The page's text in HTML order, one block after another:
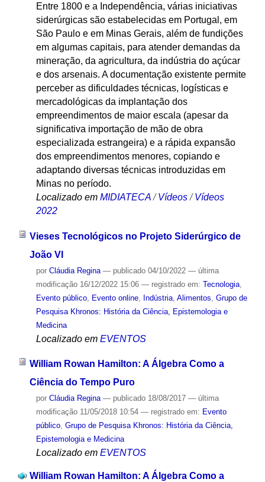
Entre 1800 e a Independência, várias iniciativas
siderúrgicas são estabelecidas em Portugal, em
São Paulo e em Minas Gerais, além de fundições
em algumas capitais, para atender demandas da
mineração, da agricultura, da indústria do açúcar
e dos arsenais. A documentação existente permite
perceber as dificuldades técnicas, logísticas e
mercadológicas da implantação dos
empreendimentos de maior escala (apesar da
significativa importação de mão de obra
especializada estrangeira) e a rápida expansão
dos empreendimentos menores, copiando e
adaptando diversas técnicas introduzidas em
Minas no período.
Localizado em MIDIATECA /Vídeos /Vídeos
2022
Vieses Tecnológicos no Projeto Siderúrgico de
João VI
por Cláudia Regina — publicado04/10/2022 — última
modificação16/12/2022 15:06 — registrado em: Tecnologia,
Evento público, Evento online, Indústria, Alimentos Grupo de
Pesquisa Khronos: História da Ciência, Epistemologia e
Medicina
Localizado em EVENTOS
William Rowan Hamilton: A Álgebra Como a
Ciência do Tempo Puro
por Cláudia Regina — publicado18/08/2017 — última
modificação11/05/2018 10:54 — registrado em: Evento
público, Grupo de Pesquisa Khronos: História da Ciência,
Epistemologia e Medicina
Localizado em EVENTOS
William Rowan Hamilton: A Álgebra Como a